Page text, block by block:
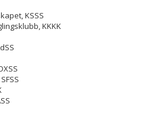
KSSS
KKKK